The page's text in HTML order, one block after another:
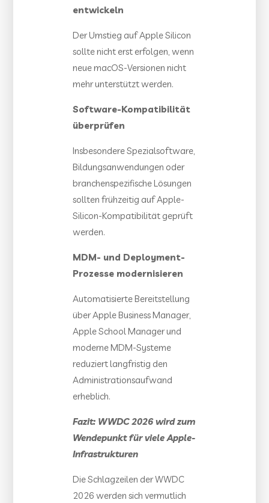
entwickeln
Der Umstieg auf Apple Silicon
sollte nicht erst erfolgen, wenn
neue macOS-Versionen nicht
mehr unterstützt werden.
Software-Kompatibilität
überprüfen
Insbesondere Spezialsoftware,
Bildungsanwendungen oder
branchenspezifische Lösungen
sollten frühzeitig auf Apple-
Silicon-Kompatibilität geprüft
werden.
MDM- und Deployment-
Prozesse modernisieren
Automatisierte Bereitstellung
über Apple Business Manager,
Apple School Manager und
moderne MDM-Systeme
reduziert langfristig den
Administrationsaufwand
erheblich.
Fazit: WWDC 2026 wird zum
Wendepunkt für viele Apple-
Infrastrukturen
Die Schlagzeilen der WWDC
2026 werden sich vermutlich